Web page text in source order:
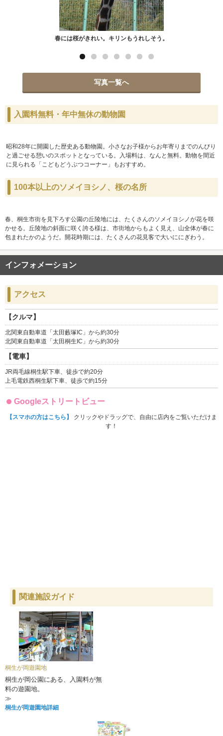
春には桜がきれい。キリンもうれしそう。
写真一覧へ
入園料無料・年中無休の動物園
昭和28年に開園した歴史ある動物園。小さなお子様からお年寄りまでのんびり
と過ごせる憩いのスポットとなっている。入場料は、なんと無料。動物を間近
に見られる「こどもどうぶつコーナー」もおすすめ。
100本以上のソメイヨシノ、桜の名所
春、桐生市街を見下ろす公園の丘陵地には、たくさんのソメイヨシノが花を咲
かせる。丘陵地の斜面に咲く誇る様は、市街地からもよく見え、山全体が春に
包まれたかのようだ。開花時期には、たくさんの花見客で大いににぎわう。
インフォメーション
アクセス
【クルマ】
北関東自動車道「太田藪塚IC」から約30分
北関東自動車道「太田桐生IC」から約30分
【電車】
JR両毛線桐生駅下車、徒歩で約20分
上毛電鉄西桐生駅下車、徒歩で約15分
Googleストリートビュー
【スマホの方はこちら】
クリックやドラッグで、自由に店内をご覧いただけま
す！
関連施設ガイド
桐生が岡遊園地
桐生が岡公園にある、入園料が無
料の遊園地。
≫
桐生が岡遊園地詳細